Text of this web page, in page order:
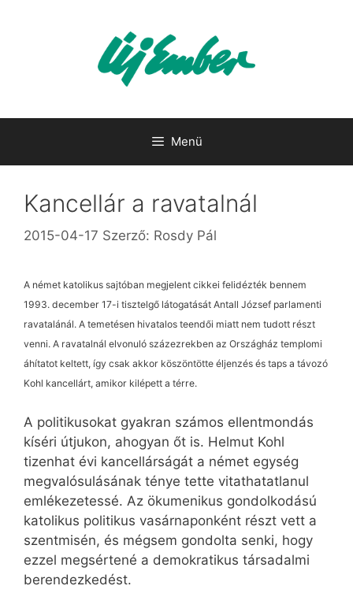
Menü
Kancellár a ravatalnál
2015-04-17 Szerző: Rosdy Pál
A német katolikus sajtóban megjelent cikkei felidézték bennem
1993. december 17-i tisztelgő látogatását Antall József parlamenti
ravatalánál. A temetésen hivatalos teendői miatt nem tudott részt
venni. A ravatalnál elvonuló százezrekben az Országház templomi
áhítatot keltett, így csak akkor köszöntötte éljenzés és taps a távozó
Kohl kancellárt, amikor kilépett a térre.
A politikusokat gyakran számos ellentmondás
kíséri útjukon, ahogyan őt is. Helmut Kohl
tizenhat évi kancellárságát a német egység
megvalósulásának ténye tette vitathatatlanul
emlékezetessé. Az ökumenikus gondolkodású
katolikus politikus vasárnaponként részt vett a
szentmisén, és mégsem gondolta senki, hogy
ezzel megsértené a demokratikus társadalmi
berendezkedést.